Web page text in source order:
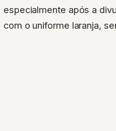
especialmente após a
com o uniforme laranja,